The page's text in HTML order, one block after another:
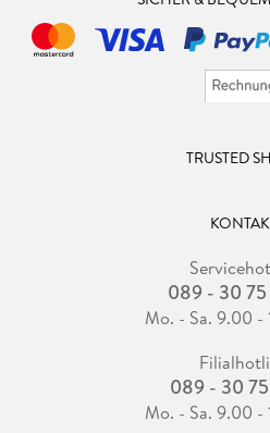
TRUSTED
089 - 30
Mo. - Sa. 9.00 -
089 - 30
Mo. - Sa. 9.00 -